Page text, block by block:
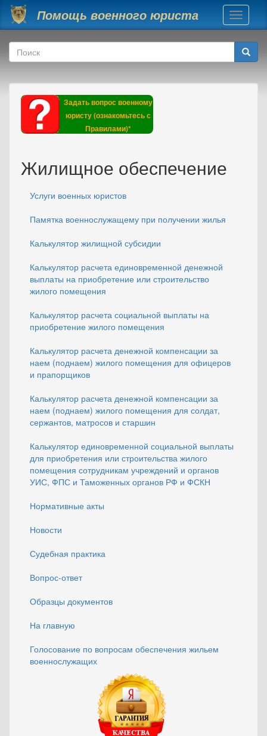
Перейти к основному содержанию
Помощь военного юриста
Toggle
Форма поиска
Поиск
Задать вопрос военному
юристу (ознакомьтесь с
Правилами)*
Жилищное обеспечение
Услуги военных юристов
Памятка военнослужащему при получении жилья
Калькулятор жилищной субсидии
Калькулятор расчета единовременной денежной
выплаты на приобретение или строительство
жилого помещения
Калькулятор расчета социальной выплаты на
приобретение жилого помещения
Калькулятор расчета денежной компенсации за
наем (поднаем) жилого помещения для офицеров
и прапорщиков
Калькулятор расчета денежной компенсации за
наем (поднаем) жилого помещения для солдат,
сержантов, матросов и старшин
Калькулятор единовременной социальной выплаты
для приобретения или строительства жилого
помещения сотрудникам учреждений и органов
УИС, ФПС и Таможенных органов РФ и ФСКН
Нормативные акты
Новости
Судебная практика
Вопрос-ответ
Образцы документов
На главную
Голосование по вопросам обеспечения жильем
военнослужащих